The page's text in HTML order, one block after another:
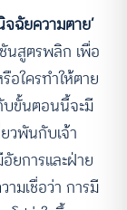
จฉัยความตาย’
สูตรพลิก เพื่อ
อใครทำให้ตาย
บขั้นตอนนี้จะมี
วพันกับเจ้า
ยการและฝ่าย
มเชื่อว่า การมี